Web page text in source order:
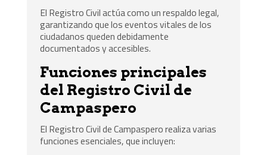
El Registro Civil actúa como un respaldo legal,
garantizando que los eventos vitales de los
ciudadanos queden debidamente
documentados y accesibles.
Funciones principales
del Registro Civil de
Campaspero
El Registro Civil de Campaspero realiza varias
funciones esenciales, que incluyen: